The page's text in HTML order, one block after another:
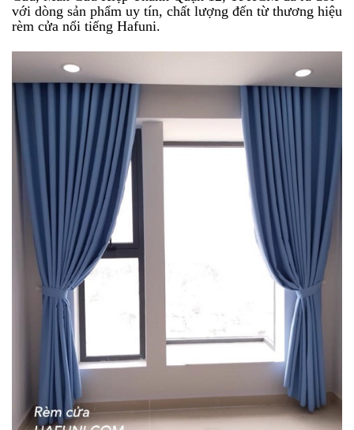
với dòng sản phẩm uy tín, chất lượng đến từ thương hiệu
rèm cửa nổi tiếng Hafuni.